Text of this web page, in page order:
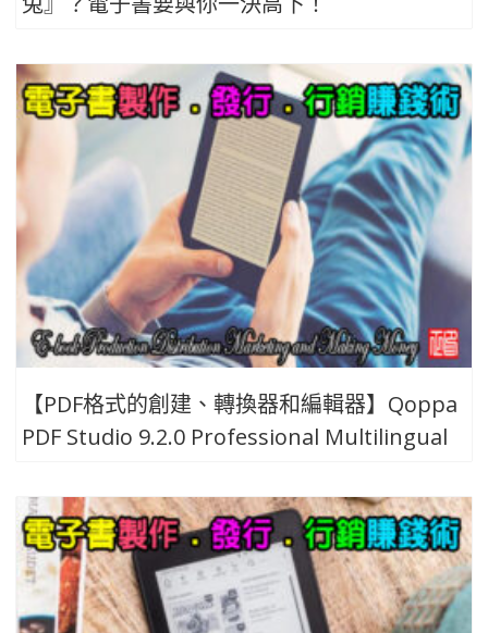
【PDF格式的創建、轉換器和編輯器】Qoppa
PDF Studio 9.2.0 Professional Multilingual